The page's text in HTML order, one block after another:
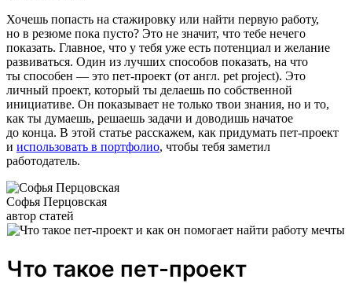
Хочешь попасть на стажировку или найти первую работу,
но в резюме пока пусто? Это не значит, что тебе нечего
показать. Главное, что у тебя уже есть потенциал и желание
развиваться. Один из лучших способов показать, на что
ты способен — это пет-проект (от англ. pet project). Это
личный проект, который ты делаешь по собственной
инициативе. Он показывает не только твои знания, но и то,
как ты думаешь, решаешь задачи и доводишь начатое
до конца. В этой статье расскажем, как придумать пет-проект
и использовать в портфолио, чтобы тебя заметил
работодатель.
Софья Перцовская
автор статей
Что такое пет-проект